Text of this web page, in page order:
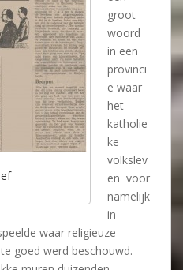
groot
woord
in een
provinci
e waar
het
katholie
ke
volkslev
en voor
namelijk
in
waar religieuze
goed werd beschouwd.